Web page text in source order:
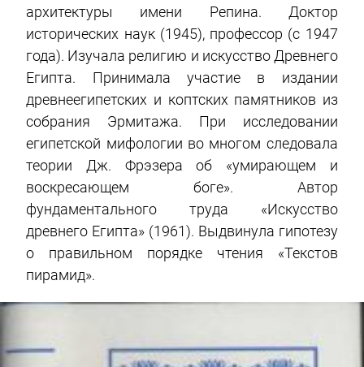
архитектуры имени Репина. Доктор
исторических наук (1945), профессор (с 1947
года). Изучала религию и искусство Древнего
Египта. Принимала участие в издании
древнеегипетских и коптских памятников из
собрания Эрмитажа. При исследовании
египетской мифологии во многом следовала
теории Дж. Фрэзера об «умирающем и
воскресающем боге». Автор
фундаментального труда «Искусство
древнего Египта» (1961). Выдвинула гипотезу
о правильном порядке чтения «Текстов
пирамид».